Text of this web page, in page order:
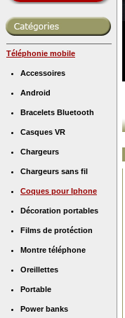
Téléphonie mobile
Accessoires
Android
Bracelets Bluetooth
Casques VR
Chargeurs
Chargeurs sans fil
Coques pour Iphone
Décoration portables
Films de protéction
Montre téléphone
Oreillettes
Portable
Power banks